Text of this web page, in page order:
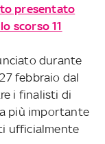
presentato
scorso 11
durante
febbraio dal
i finalisti di
più importante
ufficialmente